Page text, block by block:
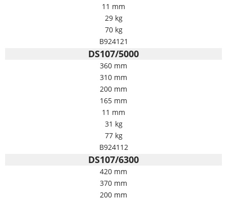
11 mm
29 kg
70 kg
B924121
DS107/5000
360 mm
310 mm
200 mm
165 mm
11 mm
31 kg
77 kg
B924112
DS107/6300
420 mm
370 mm
200 mm